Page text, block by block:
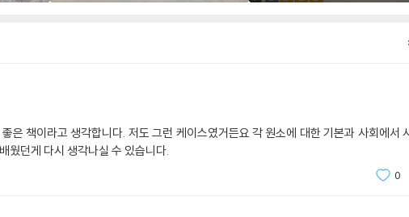
은 책이라고 생각합니다. 저도 그런 케이스였거든요 각 원소에 대한 기본과 사회에서
웠던게 다시 생각나실 수 있습니다.
0